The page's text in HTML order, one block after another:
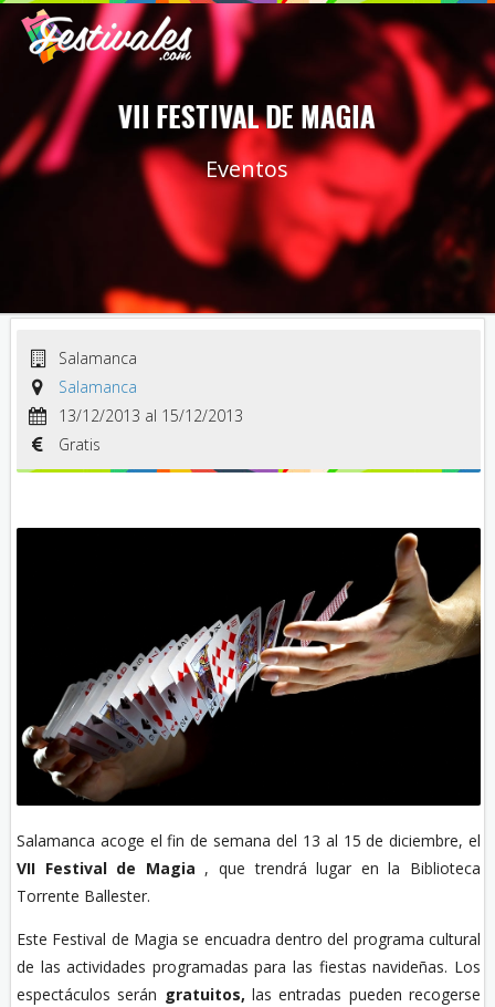
VII FESTIVAL DE MAGIA
Eventos
Salamanca
Salamanca
13/12/2013 al 15/12/2013
Gratis
Salamanca acoge el fin de semana del 13 al 15 de diciembre, el
VII Festival de Magia , que trendrá lugar en la Biblioteca
Torrente Ballester.
Este Festival de Magia se encuadra dentro del programa cultural
de las actividades programadas para las fiestas navideñas. Los
espectáculos serán gratuitos,las entradas pueden recogerse